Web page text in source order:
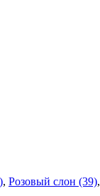
, Розовый слон (39),